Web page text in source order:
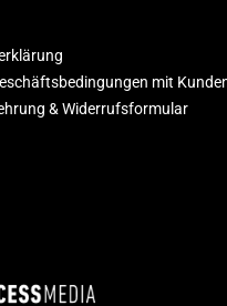
mit
& Widerrufsformular